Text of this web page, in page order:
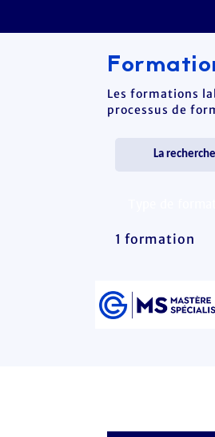
Les formations
processus de
1 formation